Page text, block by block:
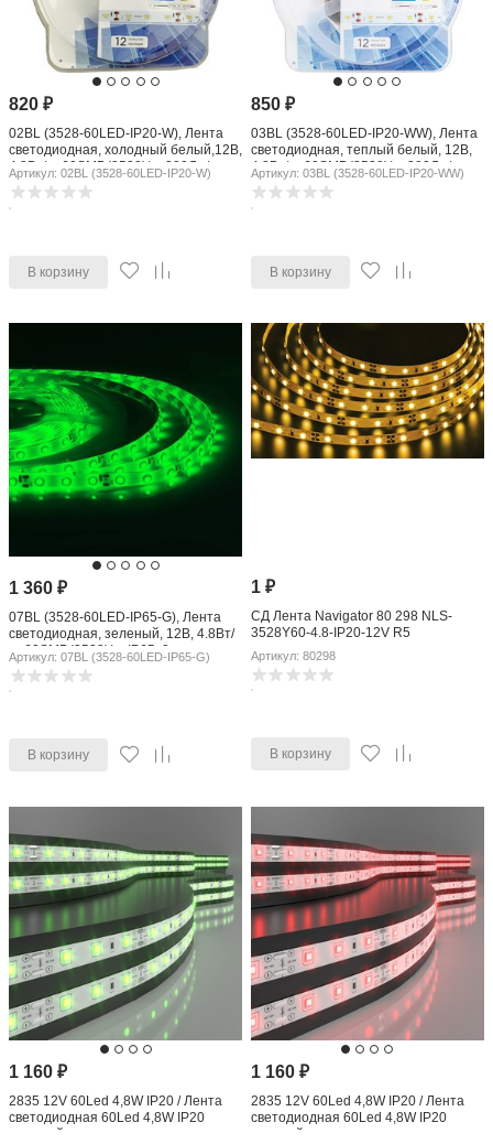
820₽
02BL (3528-60LED-IP20-W), Лента
светодиодная, холодный белый,12В,
4.8Вт/м, 60SMD(3528)/м, 280Лм/
м,IP20, 8мм, цена за катушку 5м
Артикул: 02BL (3528-60LED-IP20-W)
В корзину
850 ₽
03BL (3528-60LED-IP20-WW), Лента
светодиодная, теплый белый, 12В,
4.8Вт/м, 60SMD(3528)/м, 280Лм/
м,IP20, 8мм, цена за катушку 5м
Артикул: 03BL (3528-60LED-IP20-WW)
В корзину
1 360₽
07BL (3528-60LED-IP65-G), Лента
светодиодная, зеленый, 12В, 4.8Вт/
м, 60SMD(3528)/м, IP65, 8мм, цена за
катушку 5м
Артикул: 07BL (3528-60LED-IP65-G)
В корзину
1 ₽
СД Лента Navigator 80 298 NLS-
3528Y60-4.8-IP20-12V R5
Артикул: 80298
В корзину
1 160₽
2835 12V 60Led 4,8W IP20 / Лента
светодиодная 60Led 4,8W IP20
зеленый
1 160 ₽
2835 12V 60Led 4,8W IP20 / Лента
светодиодная 60Led 4,8W IP20
красный